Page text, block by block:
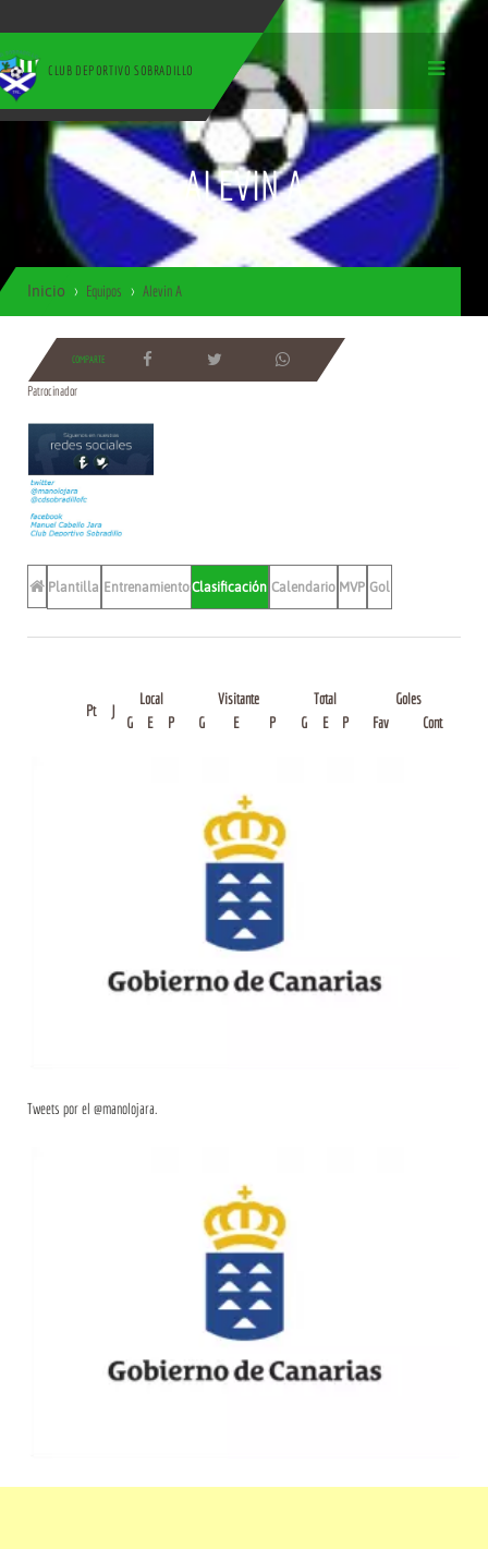
CLUB DEPORTIVO SOBRADILLO
ALEVIN A
Inicio Equipos Alevin A
COMPARTE
Patrocinador
Plantilla EntrenamientosClasificación Calendario MVP Gol
Pt J
Local Visitante Total
Goles
G
E P G E P G E P Fav Cont
Tweets por el @manolojara.